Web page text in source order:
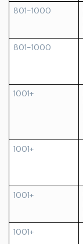
801-1000
801-1000
1001+
1001+
1001+
1001+